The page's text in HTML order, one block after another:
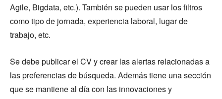
Agile, Bigdata, etc.). También se pueden usar los filtros
como tipo de jornada, experiencia laboral, lugar de
trabajo, etc.
Se debe publicar el CV y crear las alertas relacionadas a
las preferencias de búsqueda. Además tiene una sección
que se mantiene al día con las innovaciones y